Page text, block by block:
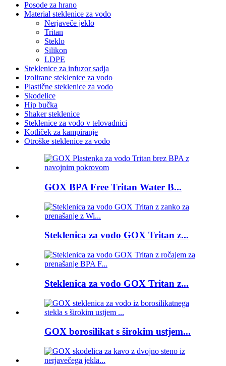
Posode za hrano
Material steklenice za vodo
Nerjaveče jeklo
Tritan
Steklo
Silikon
LDPE
Steklenice za infuzor sadja
Izolirane steklenice za vodo
Plastične steklenice za vodo
Skodelice
Hip bučka
Shaker steklenice
Steklenice za vodo v telovadnici
Kotliček za kampiranje
Otroške steklenice za vodo
GOX BPA Free Tritan Water B...
Steklenica za vodo GOX Tritan z...
Steklenica za vodo GOX Tritan z...
GOX borosilikat s širokim ustjem...